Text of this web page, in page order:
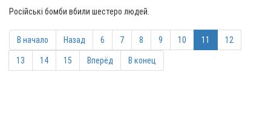
Російські бомби вбили шестеро людей.
В начало Назад 6 7 8 9 10 11 12
13 14 15 Вперёд В конец